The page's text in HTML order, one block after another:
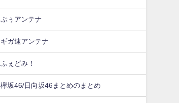
ぷぅアンテナ
ギガ速アンテナ
ふぇどみ！
欅坂46/日向坂46まとめのまとめ